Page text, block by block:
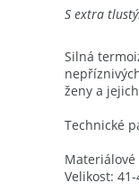
S extra
Silná
ženy a
Technické
Materiálové
Velikost: